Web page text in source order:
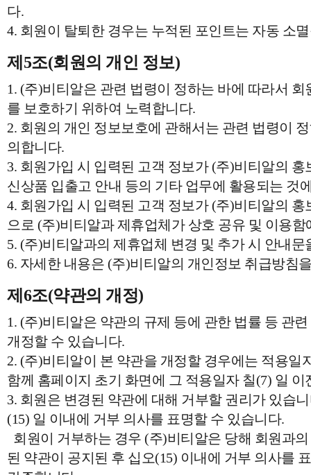
다.
4. 회원이 탈퇴한 경우는 누적된 포인트는 자동 소
제5조(회원의 개인 정보)
1. (주)비티알은 관련 법령이 정하는 바에 따라서
를 보호하기 위하여 노력합니다.
2. 회원의 개인 정보보호에 관해서는 관련 법령이
의합니다.
3. 회원가입 시 입력된 고객 정보가 (주)비티알의 홍
신상품 입출고 안내 등의 기타 업무에 활용되는 것
4. 회원가입 시 입력된 고객 정보가 (주)비티알의
으로 (주)비티알과 제휴업체가 상호 공유 및 이용함
5. (주)비티알과의 제휴업체 변경 및 추가 시 안내
6. 자세한 내용은 (주)비티알의 개인정보 취급방침
제6조(약관의 개정)
1. (주)비티알은 약관의 규제 등에 관한 법률 등 관
개정할 수 있습니다.
2. (주)비티알이 본 약관을 개정할 경우에는 적용일
함께 홈페이지 초기 화면에 그 적용일자 칠(7) 일
3. 회원은 변경된 약관에 대해 거부할 권리가 있습
(15) 일 이내에 거부 의사를 표명할 수 있습니다.
회원이 거부하는 경우 (주)비티알은 당해 회원과
된 약관이 공지된 후 십오(15) 이내에 거부 의사를